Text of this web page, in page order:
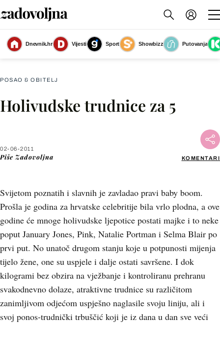
Dnevnik.hr Vijesti Sport Showbizz
Putovanja
Slika nije dostupna
POSAO & OBITELJ
Holivudske trudnice za 5
02-06-2011
Piše Zadovoljna KOMENTARI
Svijetom poznatih i slavnih je zavladao pravi baby boom.
Prošla je godina za hrvatske celebritije bila vrlo plodna, a ove
godine će mnoge holivudske ljepotice postati majke i to neke
poput January Jones, Pink, Natalie Portman i Selma Blair po
prvi put. No unatoč drugom stanju koje u potpunosti mijenja
tijelo žene, one su uspjele i dalje ostati savršene. I dok
kilogrami bez obzira na vježbanje i kontroliranu prehranu
svakodnevno dolaze, atraktivne trudnice su različitom
zanimljivom odjećom uspješno naglasile svoju liniju, ali i
svoj ponos-trudnički trbuščić koji je iz dana u dan sve veći
Facebook